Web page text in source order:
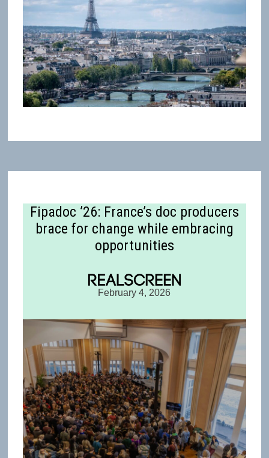
Fipadoc ’26: France’s doc producers
brace for change while embracing
opportunities
February 4, 2026